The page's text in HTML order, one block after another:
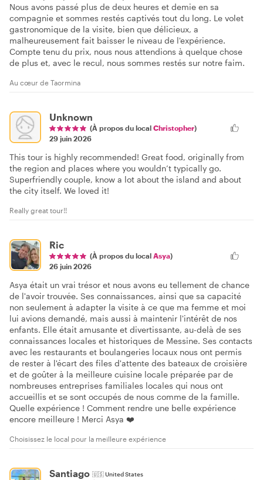
Nous avons passé plus de deux heures et demie en sa
compagnie et sommes restés captivés tout du long. Le volet
gastronomique de la visite, bien que délicieux, a
malheureusement fait baisser le niveau de l'expérience.
Compte tenu du prix, nous nous attendions à quelque chose
de plus et, avec le recul, nous sommes restés sur notre faim.
Au cœur de Taormina
Unknown
(À propos du local Christopher)
29 juin 2026
This tour is highly recommended! Great food, originally from
the region and places where you wouldn’t typically go.
Superfriendly couple, know a lot about the island and about
the city itself. We loved it!
Really great tour!!
Ric
(À propos du local Asya)
26 juin 2026
Asya était un vrai trésor et nous avons eu tellement de chance
de l'avoir trouvée. Ses connaissances, ainsi que sa capacité
non seulement à adapter la visite à ce que ma femme et moi
lui avions demandé, mais aussi à maintenir l'intérêt de nos
enfants. Elle était amusante et divertissante, au-delà de ses
connaissances locales et historiques de Messine. Ses contacts
avec les restaurants et boulangeries locaux nous ont permis
de rester à l'écart des files d'attente des bateaux de croisière
et de goûter à la meilleure cuisine locale préparée par de
nombreuses entreprises familiales locales qui nous ont
accueillis et se sont occupés de nous comme de la famille.
Quelle expérience ! Comment rendre une belle expérience
encore meilleure ! Merci Asya ❤️
Choisissez le local pour la meilleure expérience
Santiago 🇺🇸United States